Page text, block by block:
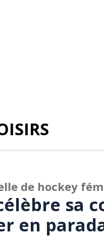
de hockey
sa
en